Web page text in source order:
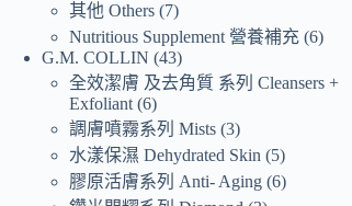
其他 Others 7
Nutritious Supplement 營養補充 6
G.M. COLLIN 43
全效潔膚 及去角質 系列 Cleansers +
Exfoliant 6
調膚噴霧系列 Mists 3
水漾保濕 Dehydrated Skin
5
膠原活膚系列 Anti- Aging 6